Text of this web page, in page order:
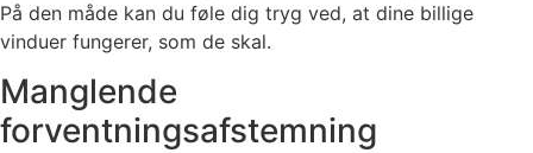
På den måde kan du føle dig tryg ved, at dine billige
vinduer fungerer, som de skal.
Manglende
forventningsafstemning